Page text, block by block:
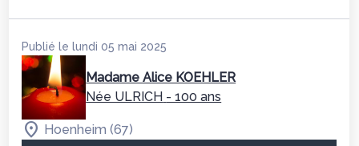
Publié le lundi 05 mai 2025
Madame Alice KOEHLER
Née ULRICH - 100 ans
Hoenheim (67)